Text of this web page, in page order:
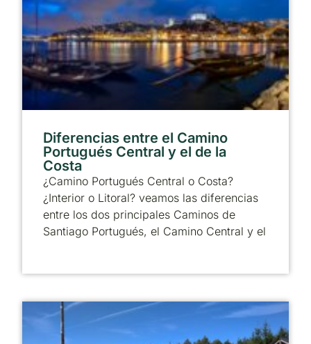
Diferencias entre el Camino
Portugués Central y el de la
Costa
¿Camino Portugués Central o Costa?
¿Interior o Litoral? veamos las diferencias
entre los dos principales Caminos de
Santiago Portugués, el Camino Central y el